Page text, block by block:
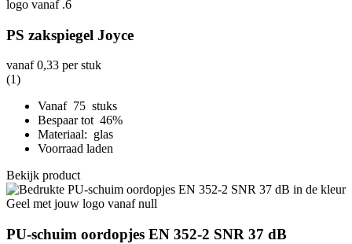
PS zakspiegel Joyce
vanaf0,33 per stuk
(1)
Vanaf 75 stuks
Bespaar tot 46%
Materiaal: glas
Voorraad laden
Bekijk product
PU-schuim oordopjes EN 352-2 SNR 37 dB